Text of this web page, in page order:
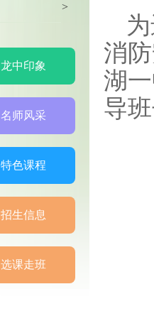
>
龙中印象
名师风采
特色课程
招生信息
选课走班
消
湖
导